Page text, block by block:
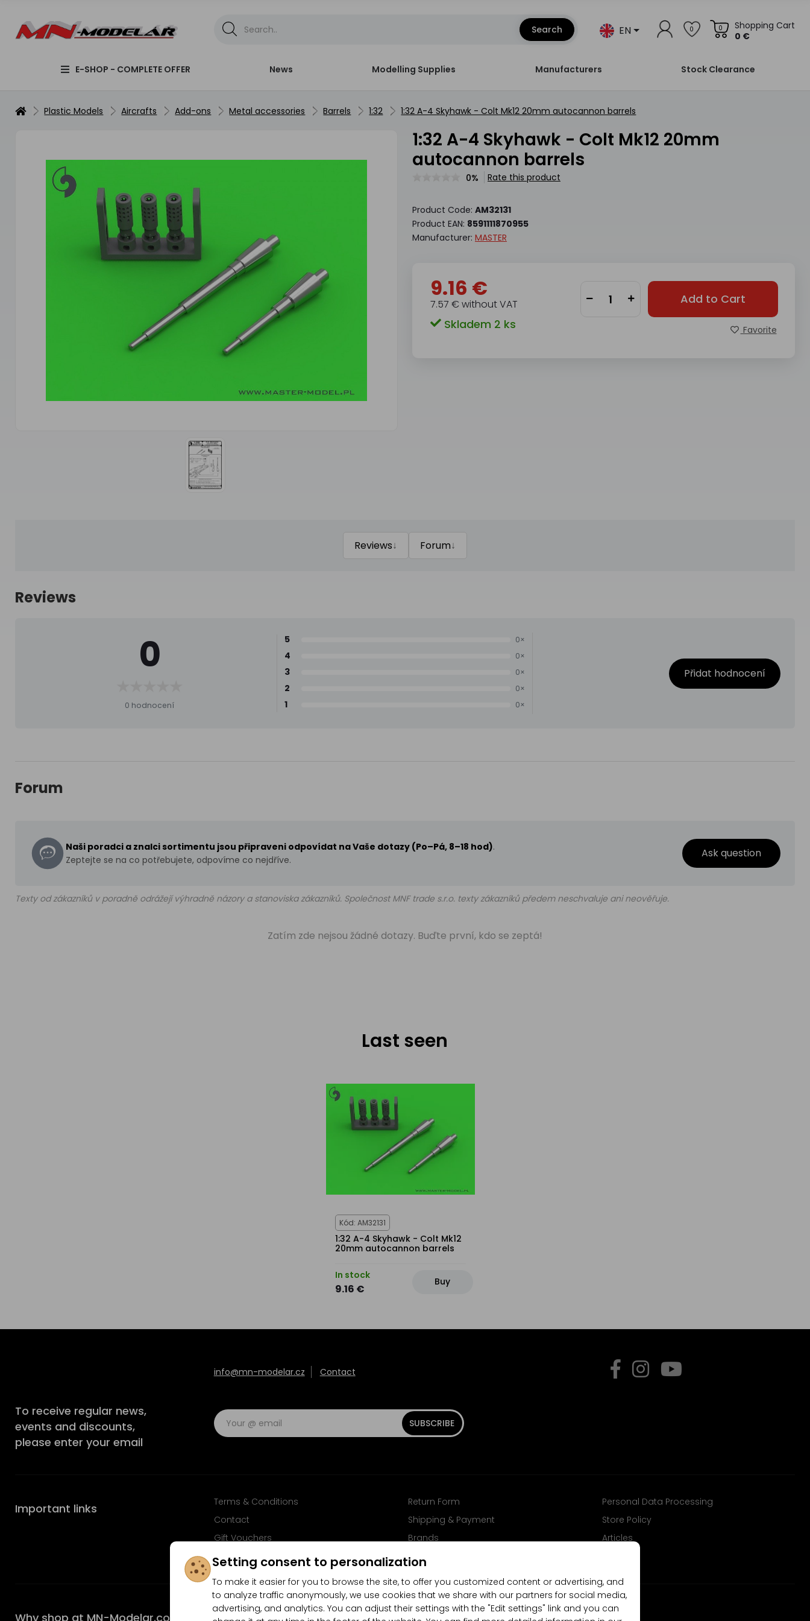
Search EN 0
Shopping Cart
0 €
0
E-SHOP - COMPLETE OFFER News Modelling Supplies Manufacturers Stock Clearance
Plastic Models Aircrafts Add-ons Metal accessories Barrels 1:32 1:32 A-4 Skyhawk - Colt Mk12 20mm autocannon barrels
1:32 A-4 Skyhawk - Colt Mk12 20mm
autocannon barrels
0% Rate this product
Product Code: AM32131
Product EAN: 8591111870955
Manufacturer: MASTER
9.16 €
7.57 € without VAT
Skladem 2 ks
Add to Cart
Favorite
Reviews↓ Forum↓
Reviews
0
0 hodnocení
5 0×
4 0×
3 0×
2 0×
1 0×
Přidat hodnocení
Forum
Naši poradci a znalci sortimentu jsou připraveni odpovídat na Vaše dotazy (Po–Pá, 8–18 hod).
Zeptejte se na co potřebujete, odpovíme co nejdříve.
Ask question
Texty od zákazníků v poradně odrážejí výhradně názory a stanoviska zákazníků. Společnost MNF trade s.r.o. texty zákazníků předem neschvaluje ani neověřuje.
Zatím zde nejsou žádné dotazy. Buďte první, kdo se zeptá!
Last seen
Kód: AM32131
1:32 A-4 Skyhawk - Colt Mk12
20mm autocannon barrels
In stock
9.16 €
Buy
info@mn-modelar.cz Contact
To receive regular news,
events and discounts,
please enter your email
SUBSCRIBE
Important links Terms & Conditions Return Form
Personal Data Processing
Contact
Shipping & Payment
Store Policy
Gift Vouchers
Brands
Articles
FAQ
Follow us on Facebook
Why shop at MN-Modelar.com
Setting consent to personalization
To make it easier for you to browse the site, to offer you customized content or advertising, and
to analyze traffic anonymously, we use cookies that we share with our partners for social media,
advertising, and analytics. You can adjust their settings with the "Edit settings" link and you can